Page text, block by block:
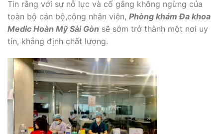
Tin rằng với sự nỗ lực và cố gắng không ngừng của
toàn bộ cán bộ,công nhân viên, Phòng khám Đa khoa
Medic Hoàn Mỹ Sài Gòn sẽ sớm trở thành một nơi uy
tín, khẳng định chất lượng.